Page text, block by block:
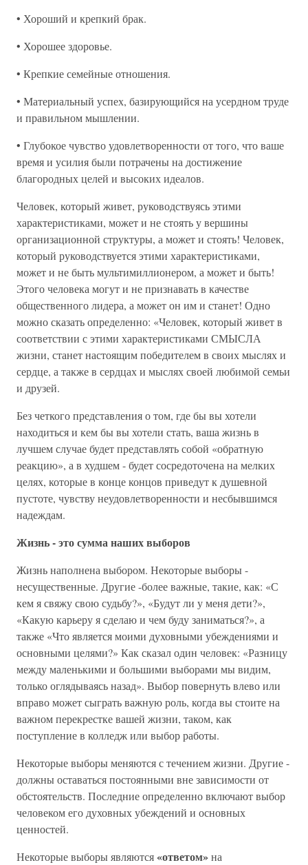
• Хороший и крепкий брак.
• Хорошее здоровье.
• Крепкие семейные отношения.
• Материальный успех, базирующийся на усердном труде
и правильном мышлении.
• Глубокое чувство удовлетворенности от того, что ваше
время и усилия были потрачены на достижение
благородных целей и высоких идеалов.
Человек, который живет, руководствуясь этими
характеристиками, может и не стоять у вершины
организационной структуры, а может и стоять! Человек,
который руководствуется этими характеристиками,
может и не быть мультимиллионером, а может и быть!
Этого человека могут и не признавать в качестве
общественного лидера, а может он им и станет! Одно
можно сказать определенно: «Человек, который живет в
соответствии с этими характеристиками СМЫСЛА
жизни, станет настоящим победителем в своих мыслях и
сердце, а также в сердцах и мыслях своей любимой семьи
и друзей.
Без четкого представления о том, где бы вы хотели
находиться и кем бы вы хотели стать, ваша жизнь в
лучшем случае будет представлять собой «обратную
реакцию», а в худшем - будет сосредоточена на мелких
целях, которые в конце концов приведут к душевной
пустоте, чувству неудовлетворенности и несбывшимся
надеждам.
Жизнь - это сумма наших выборов
Жизнь наполнена выбором. Некоторые выборы -
несущественные. Другие -более важные, такие, как: «С
кем я свяжу свою судьбу?», «Будут ли у меня дети?»,
«Какую карьеру я сделаю и чем буду заниматься?», а
также «Что является моими духовными убеждениями и
основными целями?» Как сказал один человек: «Разницу
между маленькими и большими выборами мы видим,
только оглядываясь назад». Выбор повернуть влево или
вправо может сыграть важную роль, когда вы стоите на
важном перекрестке вашей жизни, таком, как
поступление в колледж или выбор работы.
Некоторые выборы меняются с течением жизни. Другие -
должны оставаться постоянными вне зависимости от
обстоятельств. Последние определенно включают выбор
человеком его духовных убеждений и основных
ценностей.
Некоторые выборы являются«ответом»на